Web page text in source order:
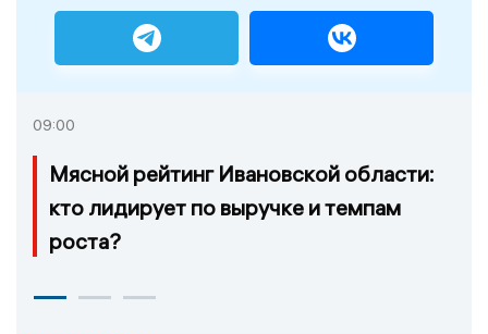
09:00
Мясной рейтинг Ивановской области:
кто лидирует по выручке и темпам
роста?